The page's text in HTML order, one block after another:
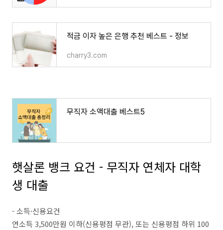
적금 이자 높은 은행 추천 베스트 - 정보
charry3.com
무직자 소액대출 베스트5
햇살론 뱅크 요건 - 무직자 연체자 대학
생 대출
- 소득·신용요건
연소득 3,500만원 이하(신용평점 무관), 또는 신용평점 하위 100